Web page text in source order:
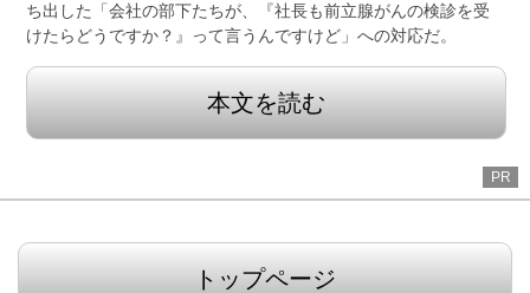
ち出した「会社の部下たちが、『社長も前立腺がんの検診を受
けたらどうですか？』って言うんですけど」への対応だ。
本文を読む
PR
トップページ